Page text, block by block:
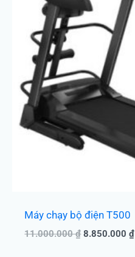
Máy chạy bộ điện T500
11.000.000₫ 8.850.000₫